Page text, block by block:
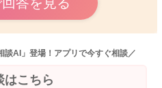
。
談AI」登場！アプリで今すぐ相談／
はこちら